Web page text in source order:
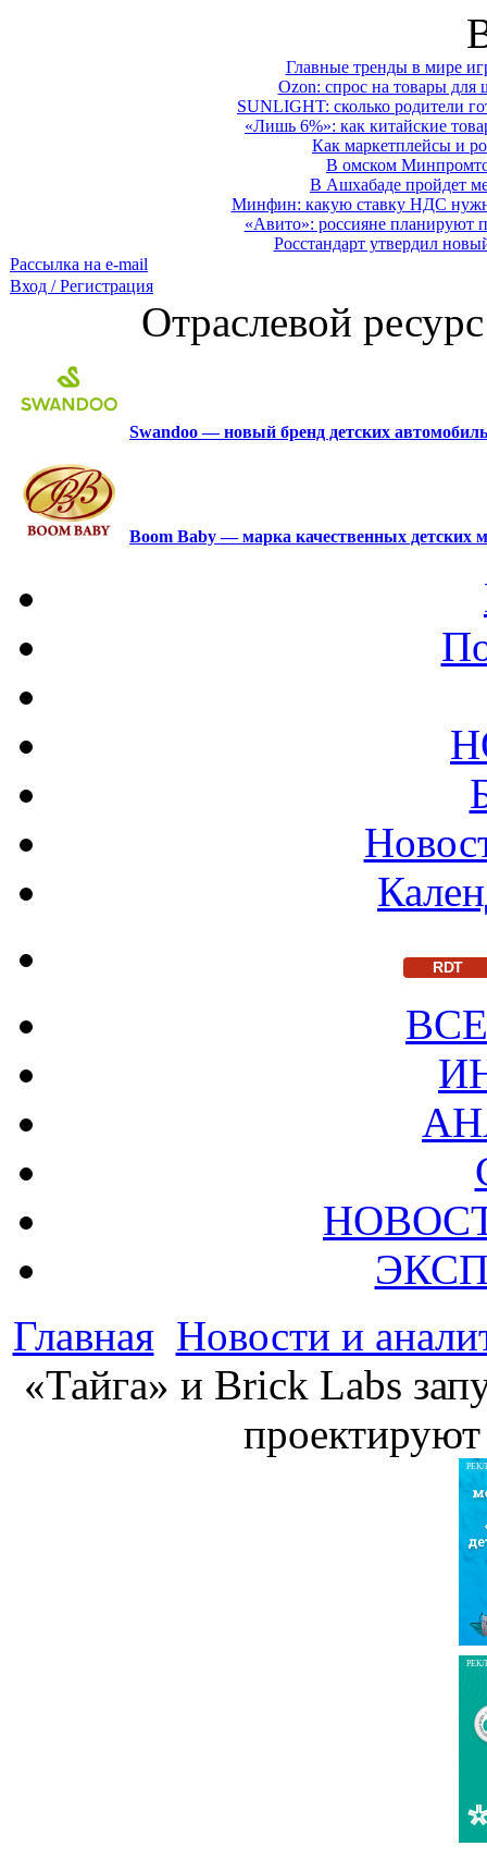
Главные тренды в мире
Ozon: спрос на товары для
SUNLIGHT: сколько родители
«Лишь 6%»: как китайские
Как маркетплейсы и
В омском
В Ашхабаде пройдет
Минфин: какую ставку НДС
«Авито»: россияне планируют
Росстандарт утвердил
Рассылка на e-mail
Вход / Регистрация
Отраслевой
Swandoo — новый бренд детских
Boom Baby — марка качественных детских
RDT
Главная Новости и
«Тайга» и Brick Labs